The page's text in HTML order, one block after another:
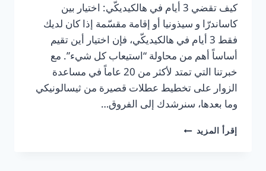
كيف تقضي 3 أيام في هالكيديكّي: اختيار بين
كاساندرّا و سيذونيا أو إقامة مقسّمة إذا كان لديك
فقط 3 أيام في هالكيديكّي، فإن اختيار أين تقيم
أساساً أهم من محاولة “استيعاب كل شيء”. مع
خبرتنا التي تمتد لأكثر من 20 عاماً في مساعدة
الزوار على تخطيط عطلات قصيرة من ثيسالونيكي
وما بعدها، سنرشدك إلى الفروق…
إقرأ المزيد 3